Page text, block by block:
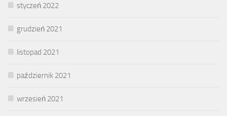
styczeń 2022
grudzień 2021
listopad 2021
październik 2021
wrzesień 2021